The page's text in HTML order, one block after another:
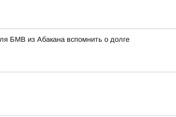
БМВ из Абакана вспомнить о долге